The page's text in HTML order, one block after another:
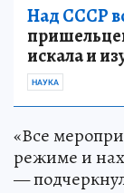
Над СССР
искала и
НАУКА
«Все
режиме и
—